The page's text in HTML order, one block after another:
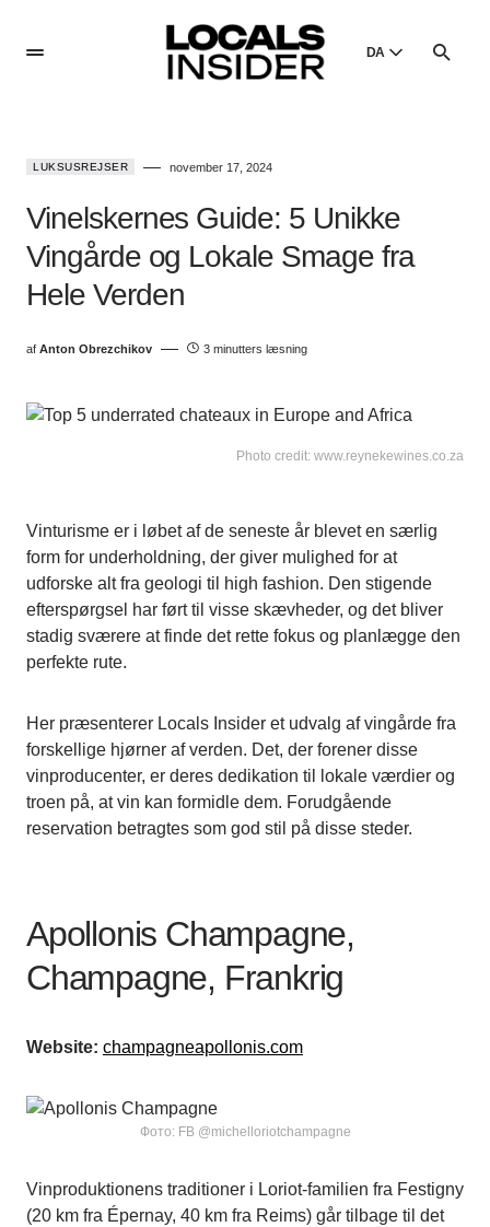
DA
Dansk
Poland
LUKSUSREJSER november 17, 2024
Vinelskernes Guide: 5 Unikke
Vingårde og Lokale Smage fra
Hele Verden
af Anton Obrezchikov 3 minutters læsning
Photo credit: www.reynekewines.co.za
Vinturisme er i løbet af de seneste år blevet en særlig
form for underholdning, der giver mulighed for at
udforske alt fra geologi til high fashion. Den stigende
efterspørgsel har ført til visse skævheder, og det bliver
stadig sværere at finde det rette fokus og planlægge den
perfekte rute.
Her præsenterer Locals Insider et udvalg af vingårde fra
forskellige hjørner af verden. Det, der forener disse
vinproducenter, er deres dedikation til lokale værdier og
troen på, at vin kan formidle dem. Forudgående
reservation betragtes som god stil på disse steder.
Apollonis Champagne,
Champagne, Frankrig
Website: champagneapollonis.com
Фото: FB @michelloriotchampagne
Vinproduktionens traditioner i Loriot-familien fra Festigny
(20 km fra Épernay, 40 km fra Reims) går tilbage til det